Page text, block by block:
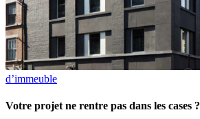
d’immeuble
Votre projet ne rentre pas dans les cases ?